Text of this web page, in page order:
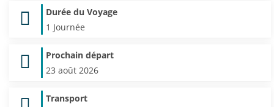
Durée du Voyage
1 Journée
Prochain départ
23 août 2026
Transport